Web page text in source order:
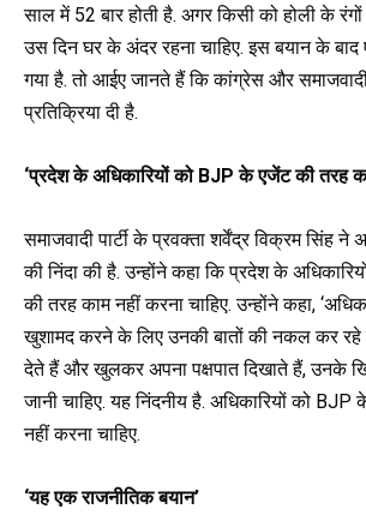
साल में 52 बार होती है. अगर किसी को होली के
उस दिन घर के अंदर रहना चाहिए. इस बयान के
गया है. तो आईए जानते हैं कि कांग्रेस और समाजवादी
प्रतिक्रिया दी है.
‘प्रदेश के अधिकारियों को BJP के एजेंट की तरह
समाजवादी पार्टी के प्रवक्ता शर्वेंद्र विक्रम सिंह
की निंदा की है. उन्होंने कहा कि प्रदेश के
की तरह काम नहीं करना चाहिए. उन्होंने कहा,
खुशामद करने के लिए उनकी बातों की नकल कर रहे
देते हैं और खुलकर अपना पक्षपात दिखाते हैं, उनके
जानी चाहिए. यह निंदनीय है. अधिकारियों को
नहीं करना चाहिए.
‘यह एक राजनीतिक बयान’